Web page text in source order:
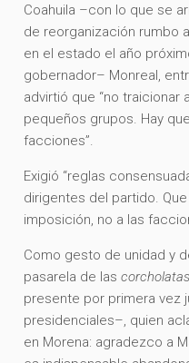
Coahuila –con lo que se
de reorganización rumbo
en el estado el año
gobernador– Monreal,
advirtió que “no traicionar
pequeños grupos. Hay
facciones”.
Exigió “reglas
dirigentes del partido.
imposición, no a las
Como gesto de unidad y
pasarela de las corcholatas
presente por primera vez
presidenciales–, quien
en Morena: agradezco a